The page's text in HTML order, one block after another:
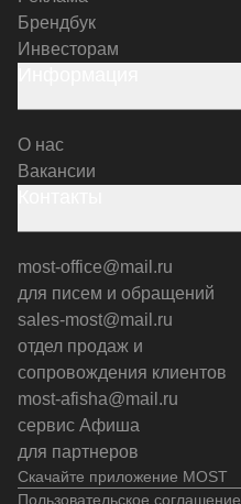
Скачайте приложение MOST
Брендбук
Инвесторам
О нас
Вакансии
most-office@mail.ru
для писем и обращений
sales-most@mail.ru
отдел продаж и
сопровождения клиентов
most-afisha@mail.ru
сервис Афиша
для партнеров
Пользовательское соглашение